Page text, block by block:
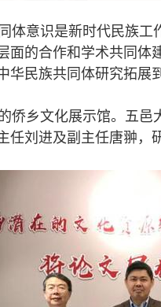
意识是新时代民族工
面的合作和学术共同体
华民族共同体研究拓
乡文化展示馆。五邑
任刘进及副主任唐翀，